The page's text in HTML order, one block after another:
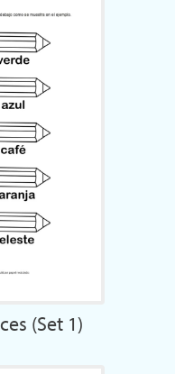
(Set 1)